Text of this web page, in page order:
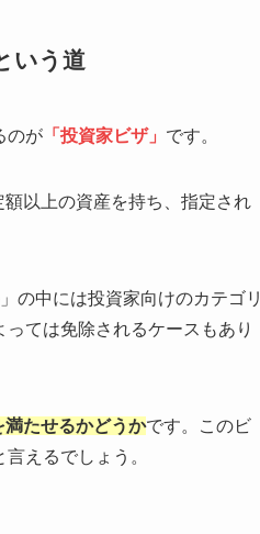
いう道
のが 「投資家ビザ」 です。
額以上の資産を持ち、指定され
の中には投資家向けのカテゴリ
ては免除されるケースもあり
たせるかどうかです。このビ
えるでしょう。